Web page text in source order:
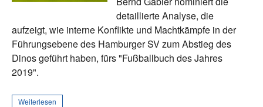
detaillierte Analyse, die
aufzeigt, wie interne Konflikte und Machtkämpfe in der
Führungsebene des Hamburger SV zum Abstieg des
Dinos geführt haben, fürs "Fußballbuch des Jahres
2019".
Weiterlesen